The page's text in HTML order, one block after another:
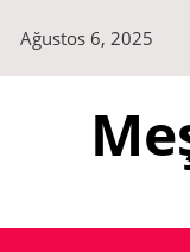
content
Ağustos 6, 2025